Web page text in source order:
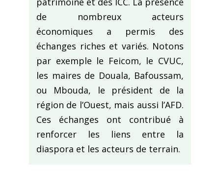
de nombreux acteurs
économiques a permis des
échanges riches et variés. Notons
par exemple le Feicom, le CVUC,
les maires de Douala, Bafoussam,
ou Mbouda, le président de la
région de l’Ouest, mais aussi l’AFD.
Ces échanges ont contribué à
renforcer les liens entre la
diaspora et les acteurs de terrain.